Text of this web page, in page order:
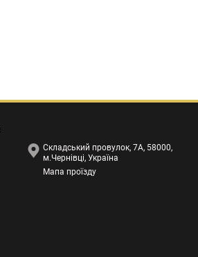
Складський провулок, 7А, 58000,
м.Чернівці, Україна
Мапа проїзду